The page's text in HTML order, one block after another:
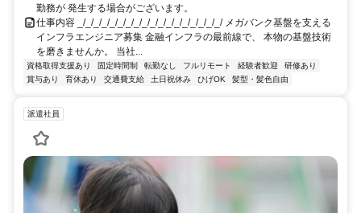
勤務が 発生する場合がございます。
仕事内容 _/_/_/_/_/_/_/_/_/_/_/_/_/_/_/_/_/_/ メガバンク基盤を支える
インフラエンジニア募集 金融インフラの最前線で、 本物の基盤技術
を磨きませんか。 当社...
資格取得支援あり 固定時間制 転勤なし フルリモート 経験者歓迎
研修あり
賞与あり
育休あり 交通費支給 土日祝休み ひげOK 髪型・髪色自由
派遣社員